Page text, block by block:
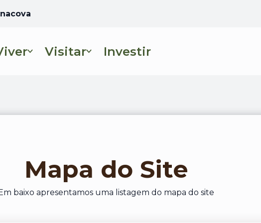
Visitar Investir
Abre num novo separador
Mapa do Site
baixo apresentamos uma listagem do mapa do site